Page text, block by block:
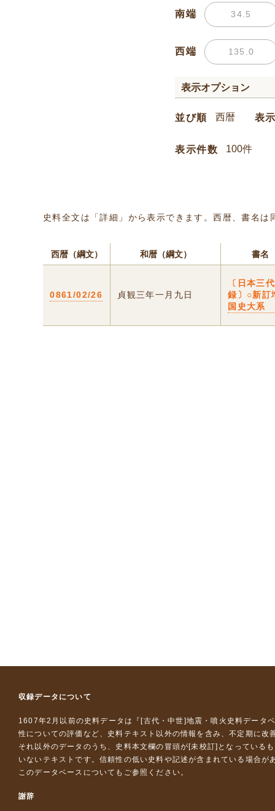
南端
西端
表示オプション
並び順 表
表示件数
史料全文は「詳細」から表示できます。西暦、書名
西暦（綱文） 和暦（綱文） 書名
0861/02/26 貞観三年一月九日
〔日本三
録〕○新訂
国史大系
収録データについて
1607年2月以前の史料データは『 [古代・中世]地震・噴火史料データ
性についての評価など、史料テキスト以外の情報を含み、不定期に改
それ以外のデータのうち、史料本文欄の冒頭が[未校訂]となっている
いないテキストです。信頼性の低い史料や記述が含まれている場合が
このデータベースについて もご参照ください。
謝辞